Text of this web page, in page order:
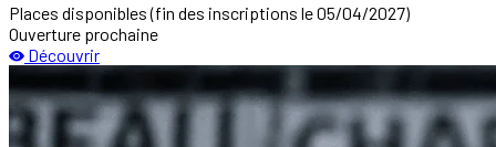
Places disponibles(fin des inscriptions le 05/04/2027)
Ouverture prochaine
Découvrir